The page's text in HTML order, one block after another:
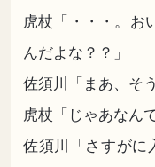
虎杖「・・・。お
んだよな？？」
佐須川「まあ、そ
虎杖「じゃあなん
佐須川「さすがに